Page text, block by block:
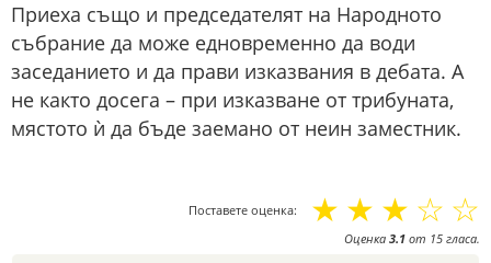
Приеха също и председателят на Народното
събрание да може едновременно да води
заседанието и да прави изказвания в дебата. А
не както досега – при изказване от трибуната,
мястото ѝ да бъде заемано от неин заместник.
Поставете оценка: ☆
☆
☆
☆
☆
Оценка 3.1 от 15 гласа.